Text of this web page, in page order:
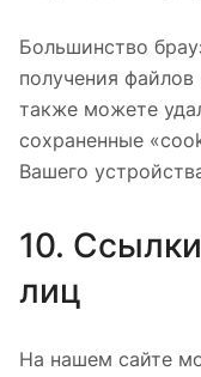
Большинство
получения
также можете
сохраненные
Вашего
10.
лиц
На нашем сайте